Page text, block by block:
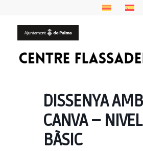
DISSENYA AMB
CANVA –
BÀSIC